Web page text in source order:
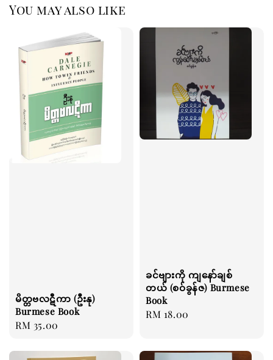
You may also like
မိတ္တဗလဋီကာ (ဦးနု)
Burmese Book
Regular
RM 35.00
ခင်ဗျားကို ကျနော်ချစ်
တယ် (စဝ်ခွန်ဇ) Burmese
Book
Regular
RM 18.00